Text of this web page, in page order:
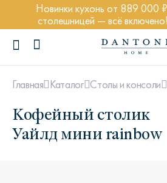
Новинки кухонь от 889 000
столешницей — всё включено!
Главная Каталог Столы и консоли
Кофейный столик
Уайлд мини rainbow